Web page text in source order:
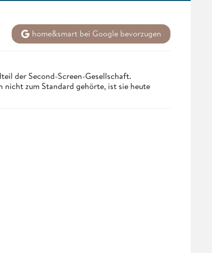
home&smart bei Google bevorzugen
der Second-Screen-Gesellschaft.
zum Standard gehörte, ist sie heute